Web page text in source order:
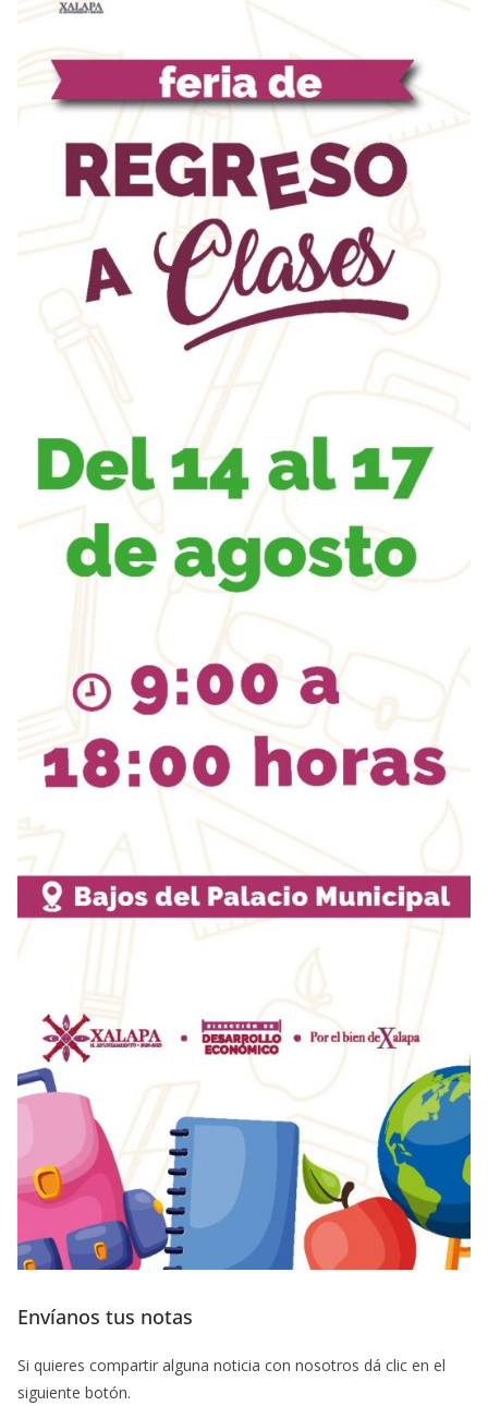
Envíanos tus notas
Si quieres compartir alguna noticia con nosotros dá clic en el
siguiente botón.